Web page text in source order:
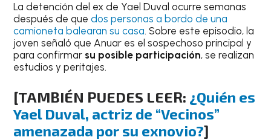
La detención del ex de Yael Duval ocurre semanas
después de quedos personas a bordo de una
camioneta balearan su casa. Sobre este episodio, la
joven señaló que Anuar es el sospechoso principal y
para confirmar su posible participación, se realizan
estudios y peritajes.
[TAMBIÉN PUEDES LEER: ¿Quién es
Yael Duval, actriz de “Vecinos”
amenazada por su exnovio?]